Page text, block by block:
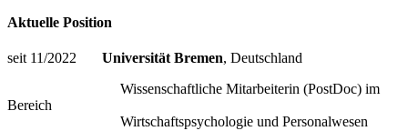
Aktuelle Position
seit 11/2022 Universität Bremen, Deutschland
Wissenschaftliche Mitarbeiterin (PostDoc) im
Bereich
Wirtschaftspsychologie und Personalwesen